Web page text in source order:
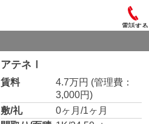
電話する
アテネⅠ
賃料 4.7万円 (管理費：
3,000円)
敷/礼
0ヶ月/1ヶ月